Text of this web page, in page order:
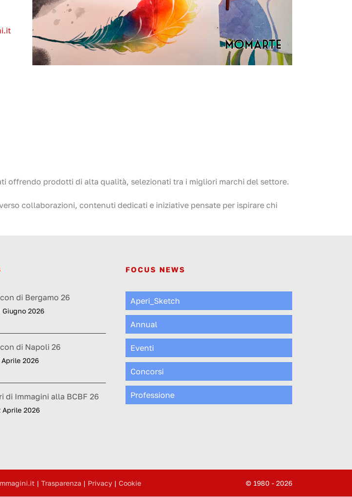
offrendo prodotti di alta qualità, selezionati tra i migliori marchi del settore.
collaborazioni, contenuti dedicati e iniziative pensate per ispirare chi
di Bergamo 26
Giugno 2026
di Napoli 26
Aprile 2026
di Immagini alla BCBF 26
Aprile 2026
FOCUS NEWS
Aperi_Sketch
Annual
Eventi
Concorsi
Professione
| Trasparenza | Privacy | Cookie © 1980 - 2026